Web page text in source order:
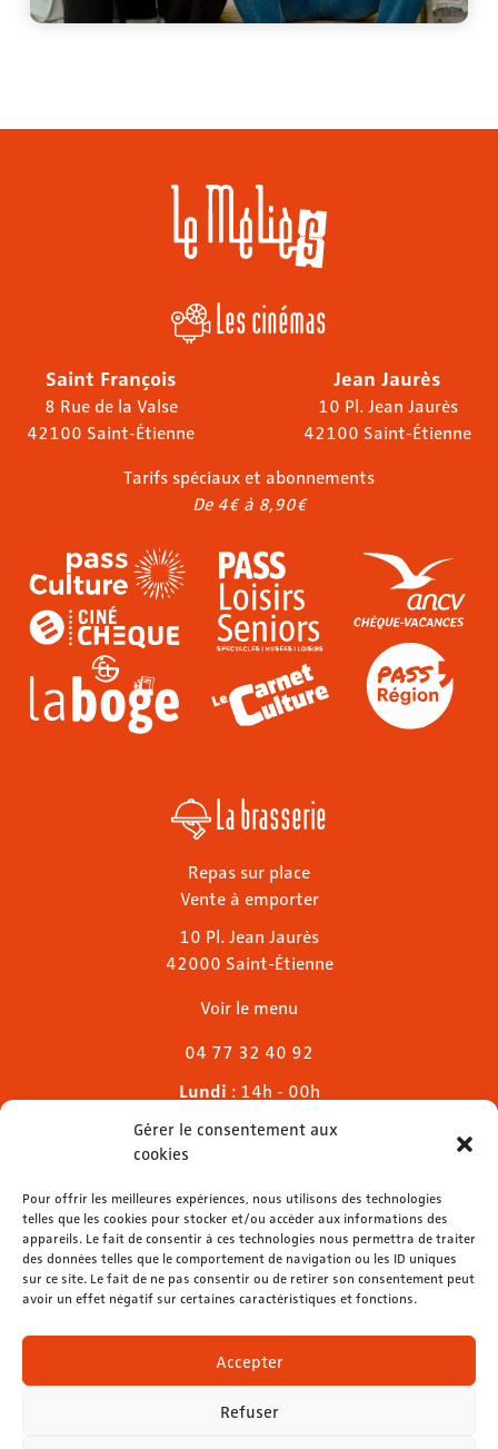
Gérer le consentement aux
cookies
Pour offrir les meilleures expériences, nous utilisons des technologies
telles que les cookies pour stocker et/ou accéder aux informations des
appareils. Le fait de consentir à ces technologies nous permettra de traiter
des données telles que le comportement de navigation ou les ID uniques
sur ce site. Le fait de ne pas consentir ou de retirer son consentement peut
avoir un effet négatif sur certaines caractéristiques et fonctions.
Accepter
Refuser
Les cinémas
Saint François
8 Rue de la Valse
42100 Saint-Étienne
Jean Jaurès
10 Pl. Jean Jaurès
42100 Saint-Étienne
Tarifs spéciaux et abonnements
De 4€ à 8,90€
La brasserie
Repas sur place
Vente à emporter
10 Pl. Jean Jaurès
42000 Saint-Étienne
Voir le menu
04 77 32 40 92
Lundi : 14h - 00h
Mardi & mercredi
Jeudi
Dimanche: 11h - 00h
04 77 32 32 01